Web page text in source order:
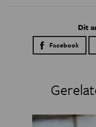
Dit
Facebook